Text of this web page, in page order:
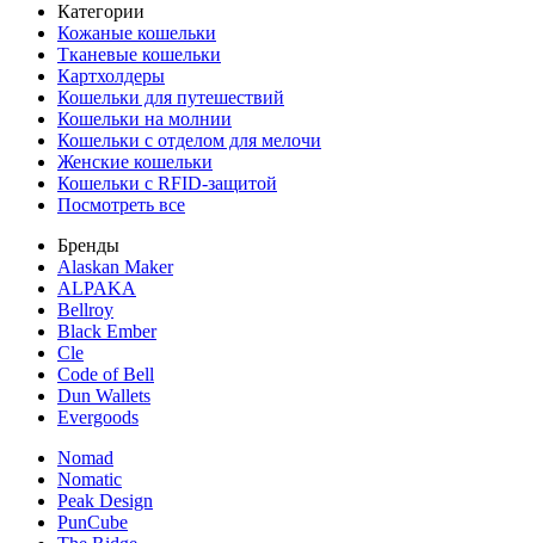
Категории
Кожаные кошельки
Тканевые кошельки
Картхолдеры
Кошельки для путешествий
Кошельки на молнии
Кошельки с отделом для мелочи
Женские кошельки
Кошельки с RFID-защитой
Посмотреть все
Бренды
Alaskan Maker
ALPAKA
Bellroy
Black Ember
Cle
Code of Bell
Dun Wallets
Evergoods
Nomad
Nomatic
Peak Design
PunCube